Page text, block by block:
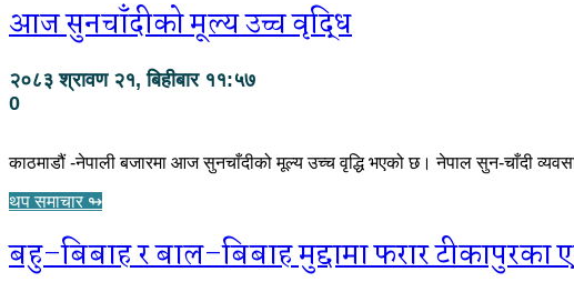
आज सुनचाँदीको मूल्य उच्च वृद्धि
२०८३ श्रावण २१, बिहीबार ११:५७
0
काठमाडौं -नेपाली बजारमा आज सुनचाँदीको मूल्य उच्च वृद्धि भएको छ। नेपाल सुन-चाँदी
थप समाचार ↬
बहु–बिबाह र बाल–बिबाह मुद्दामा फरार टीकापुरका